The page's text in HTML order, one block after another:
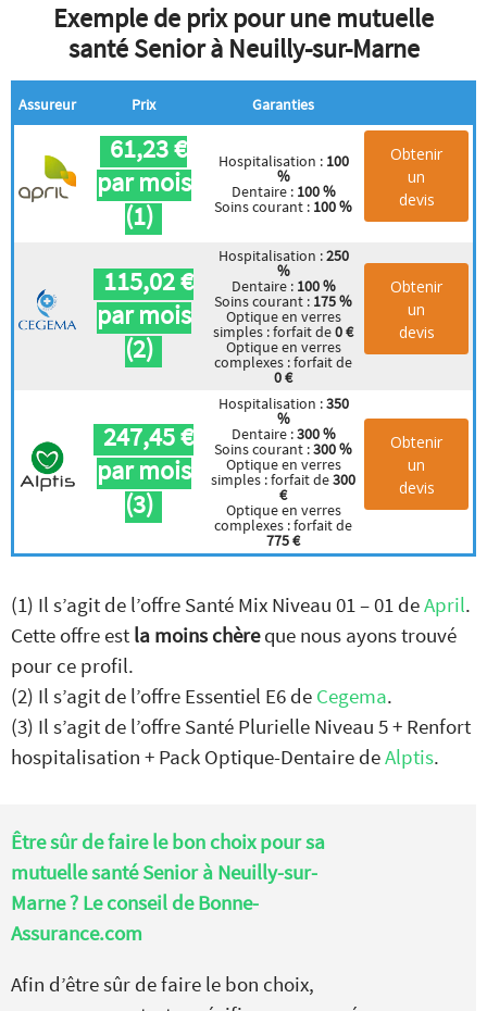
Exemple de prix pour une mutuelle
santé Senior à Neuilly-sur-Marne
Assureur Prix Garanties
61,23 €
par mois
(1)
Hospitalisation : 100
%
Dentaire : 100 %
Soins courant : 100 %
Obtenir
un
devis
115,02 €
par mois
(2)
Hospitalisation :250
%
Dentaire : 100 %
Soins courant : 175 %
Optique en verres
simples : forfait de0 €
Optique en verres
complexes : forfait de
0 €
Obtenir
un
devis
247,45 €
par mois
(3)
Hospitalisation :350
%
Dentaire :300 %
Soins courant :300 %
Optique en verres
simples : forfait de300
€
Optique en verres
complexes : forfait de
775 €
Obtenir
un
devis
(1) Il s’agit de l’offre Santé Mix Niveau 01 – 01 deApril.
Cette offre est la moins chèreque nous ayons trouvé
pour ce profil.
(2) Il s’agit de l’offre Essentiel E6 de Cegema.
(3) Il s’agit de l’offre Santé Plurielle Niveau 5 + Renfort
hospitalisation + Pack Optique-Dentaire deAlptis.
Être sûr de faire le bon choix pour sa
mutuelle santé Senior à Neuilly-sur-
Marne ? Le conseil de Bonne-
Assurance.com
Afin d’être sûr de faire le bon choix,